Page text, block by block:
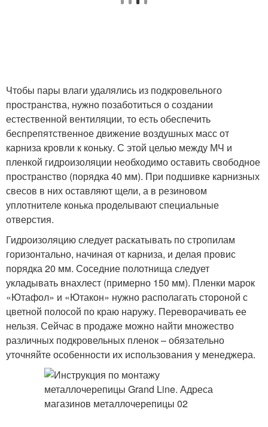
Чтобы пары влаги удалялись из подкровельного
пространства, нужно позаботиться о создании
естественной вентиляции, то есть обеспечить
беспрепятственное движение воздушных масс от
карниза кровли к коньку. С этой целью между МЧ и
пленкой гидроизоляции необходимо оставить свободное
пространство (порядка 40 мм). При подшивке карнизных
свесов в них оставляют щели, а в резиновом
уплотнителе конька проделывают специальные
отверстия.
Гидроизоляцию следует раскатывать по стропилам
горизонтально, начиная от карниза, и делая провис
порядка 20 мм. Соседние полотнища следует
укладывать внахлест (примерно 150 мм). Пленки марок
«Ютафол» и «Ютакон» нужно располагать стороной с
цветной полосой по краю наружу. Переворачивать ее
нельзя. Сейчас в продаже можно найти множество
различных подкровельных пленок – обязательно
уточняйте особенности их использования у менеджера.